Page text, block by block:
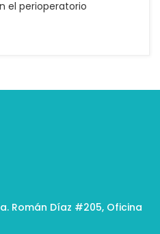
el perioperatorio
Román Díaz #205, Oficina